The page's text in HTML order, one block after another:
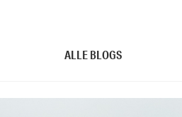
ALLE BLOGS